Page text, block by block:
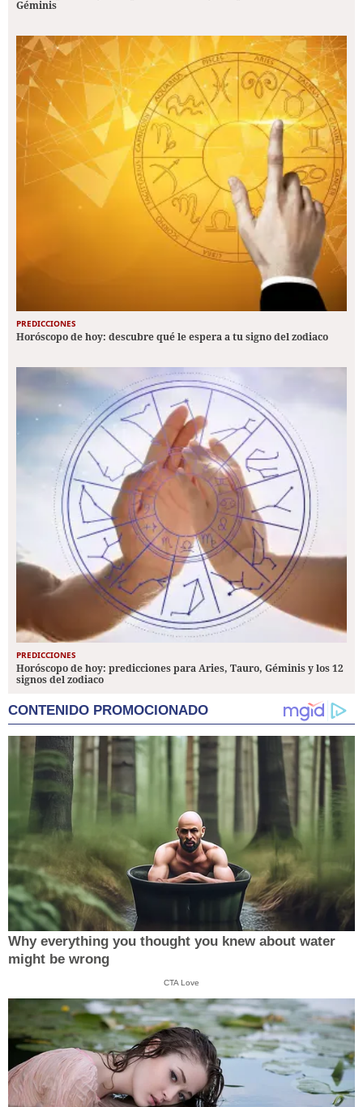
Géminis
PREDICCIONES
Horóscopo de hoy: descubre qué le espera a tu signo del zodiaco
PREDICCIONES
Horóscopo de hoy: predicciones para Aries, Tauro, Géminis y los 12
signos del zodiaco
CONTENIDO PROMOCIONADO
Why everything you thought you knew about water
might be wrong
CTA Love